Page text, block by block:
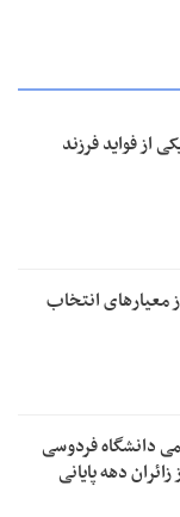
از فواید فرزند
معیارهای انتخاب
دانشگاه فردوسی
دهه پایانی